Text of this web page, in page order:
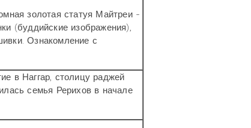
золотая статуя Майтреи -
(буддийские изображения),
Ознакомление с
в Наггар, столицу раджей
семья Рерихов в начале